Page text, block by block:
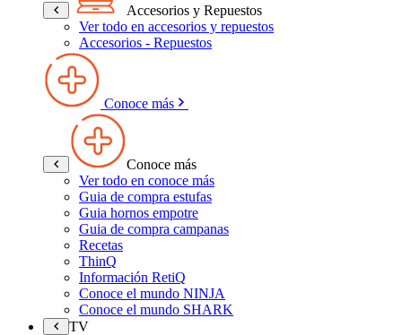
Accesorios y Repuestos
Ver todo en accesorios y repuestos
Accesorios - Repuestos
Conoce más
Conoce más
Ver todo en conoce más
Guia de compra estufas
Guia hornos empotre
Guia de compra campanas
Recetas
ThinQ
Información RetiQ
Conoce el mundo NINJA
Conoce el mundo SHARK
TV